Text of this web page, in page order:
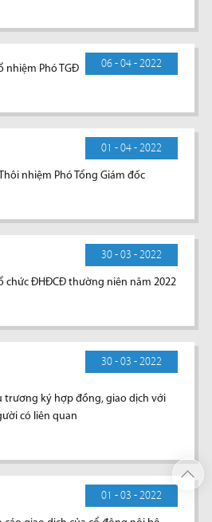
06 - 04 - 2022
nhiệm Phó TGĐ
01 - 04 - 2022
nhiệm Phó Tổng Giám đốc
30 - 03 - 2022
chức ĐHĐCĐ thường niên năm 2022
30 - 03 - 2022
trương ký hợp đồng, giao dịch với
có liên quan
01 - 03 - 2022